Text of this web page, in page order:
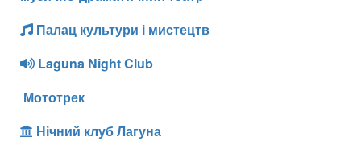
Палац культури і мистецтв
Laguna Night Club
Мототрек
Нічний клуб Лагуна